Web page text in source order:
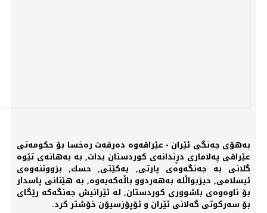
بەهۆی جەنگی ئێران - عێراقەوە دەرفەت رەخسا بۆ حكومەتی
عێراقی پەلاماری دڕندانەی كوردستان بدات, بە بەهانەی تێوە
گلانی بە جەنگەوەی پارتی, یەكێتی, حسك, بزووتنەوەی
ئیسلامی, حیزبواڵلە بەهەردوو باڵەكەیەوە, بە هێنانی پاسدار
بۆ ناوەوەی باشووری كوردستان, لە ئێرانیش جەنگەكە رێگای
بۆ سەركوتی گەلانی ئێران و ئۆپۆزسیۆن خۆشتر كرد.